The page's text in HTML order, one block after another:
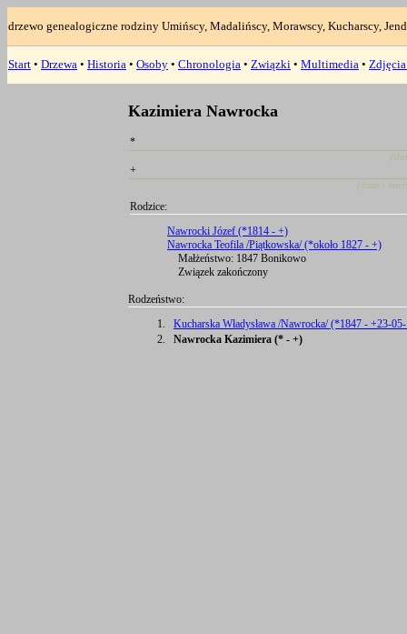
drzewo genealogiczne rodziny Umińscy, Madalińscy, Morawscy, Kucharscy,
Start • Drzewa • Historia • Osoby • Chronologia • Związki • Multimedia •
Kazimiera Nawrocka
*
+
(data i
Rodzice:
Nawrocki Józef (*1814 - +)
Nawrocka Teofila /Piątkowska/ (*około 1827 - +)
Małżeństwo: 1847 Bonikowo
Związek zakończony
Rodzeństwo:
1.
Kucharska Władysława /Nawrocka/ (*1847 - +23-
2.
Nawrocka Kazimiera (* - +)